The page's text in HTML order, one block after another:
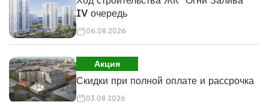
IV очередь
06.08.2026
Акция
Скидки при полной оплате и рассрочка
03.08.2026